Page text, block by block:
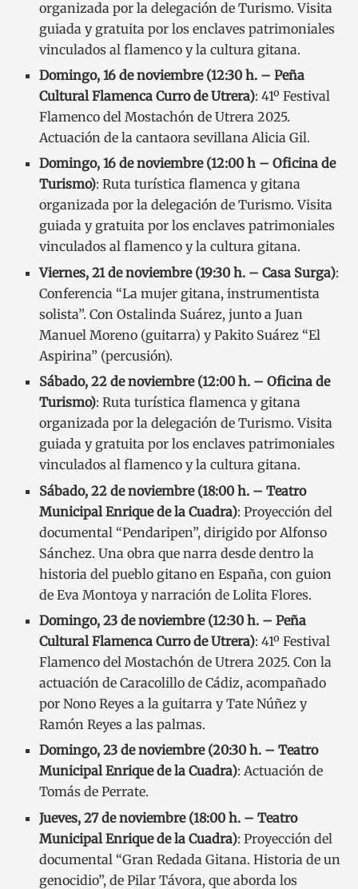
organizada por la delegación de Turismo. Visita
guiada y gratuita por los enclaves patrimoniales
vinculados al flamenco y la cultura gitana.
Domingo, 16 de noviembre (12:30 h. – Peña
Cultural Flamenca Curro de Utrera): 41º Festival
Flamenco del Mostachón de Utrera 2025.
Actuación de la cantaora sevillana Alicia Gil.
Domingo, 16 de noviembre (12:00 h – Oficina de
Turismo): Ruta turística flamenca y gitana
organizada por la delegación de Turismo. Visita
guiada y gratuita por los enclaves patrimoniales
vinculados al flamenco y la cultura gitana.
Viernes, 21 de noviembre (19:30 h. – Casa Surga):
Conferencia “La mujer gitana, instrumentista
solista”. Con Ostalinda Suárez, junto a Juan
Manuel Moreno (guitarra) y Pakito Suárez “El
Aspirina” (percusión).
Sábado, 22 de noviembre (12:00 h. – Oficina de
Turismo): Ruta turística flamenca y gitana
organizada por la delegación de Turismo. Visita
guiada y gratuita por los enclaves patrimoniales
vinculados al flamenco y la cultura gitana.
Sábado, 22 de noviembre (18:00 h. – Teatro
Municipal Enrique de la Cuadra): Proyección del
documental “Pendaripen”, dirigido por Alfonso
Sánchez. Una obra que narra desde dentro la
historia del pueblo gitano en España, con guion
de Eva Montoya y narración de Lolita Flores.
Domingo, 23 de noviembre (12:30 h. – Peña
Cultural Flamenca Curro de Utrera): 41º Festival
Flamenco del Mostachón de Utrera 2025. Con la
actuación de Caracolillo de Cádiz, acompañado
por Nono Reyes a la guitarra y Tate Núñez y
Ramón Reyes a las palmas.
Domingo, 23 de noviembre (20:30 h. – Teatro
Municipal Enrique de la Cuadra): Actuación de
Tomás de Perrate.
Jueves, 27 de noviembre (18:00 h. – Teatro
Municipal Enrique de la Cuadra): Proyección del
documental “Gran Redada Gitana. Historia de un
genocidio”, de Pilar Távora, que aborda los